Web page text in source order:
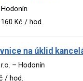
Kč / hod.
na úklid
– Hodonín
/ hod.